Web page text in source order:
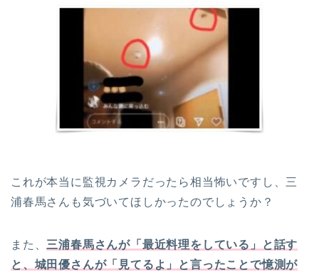
これが本当に監視カメラだったら相当怖いですし、三
浦春馬さんも気づいてほしかったのでしょうか？
また、三浦春馬さんが「最近料理をしている」と話す
と、城田優さんが「見てるよ」と言ったことで憶測が